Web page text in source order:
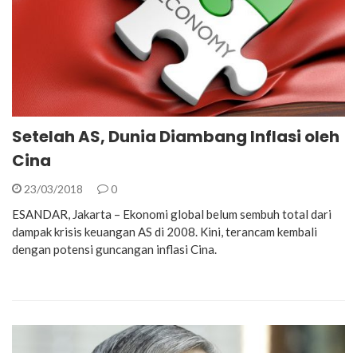
Setelah AS, Dunia Diambang Inflasi oleh
Cina
23/03/2018 0
ESANDAR, Jakarta – Ekonomi global belum sembuh total dari
dampak krisis keuangan AS di 2008. Kini, terancam kembali
dengan potensi guncangan inflasi Cina.